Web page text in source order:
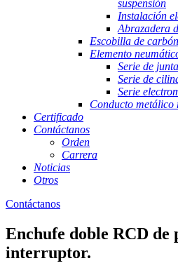
suspensión
Instalación
Abrazadera
Escobilla de carbón
Elemento
Serie de
Serie de
Serie
Conducto metálico
Certificado
Contáctanos
Orden
Carrera
Noticias
Otros
Contáctanos
Enchufe doble RCD de
interruptor.